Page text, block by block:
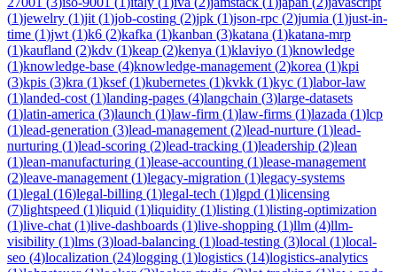
(1)jewelry (1)jit (1)job-costing (2)jpk (1)json-rpc (2)jumia (1)just-in-
time (1)jwt (1)k6 (2)kafka (1)kanban (3)katana (1)katana-mrp
(1)kaufland (2)kdv (1)keap (2)kenya (1)klaviyo (1)knowledge
(1)knowledge-base (4)knowledge-management (2)korea (1)kpi
(3)kpis (3)kra (1)ksef(1)kubernetes (1)kvkk (1)kyc (1)labor-law
(1)landed-cost (1)landing-pages (4)langchain (3)large-datasets
(1)latin-america (3)launch (1)law-firm (1)law-firms (1)lazada (1)lcp
(1)lead-generation (3)lead-management (2)lead-nurture (1)lead-
nurturing (1)lead-scoring (2)lead-tracking (1)leadership (2)lean
(1)lean-manufacturing (1)lease-accounting (1)lease-management
(2)leave-management (1)legacy-migration (1)legacy-systems
(1)legal (16)legal-billing (1)legal-tech (1)lgpd (1)licensing
(7)lightspeed (1)liquid (1)liquidity (1)listing (1)listing-optimization
(1)live-chat (1)live-dashboards (1)live-shopping (1)llm (4)llm-
visibility (1)lms (3)load-balancing (1)load-testing (3)local (1)local-
seo (4)localization (24)logging (1)logistics (14)logistics-analytics